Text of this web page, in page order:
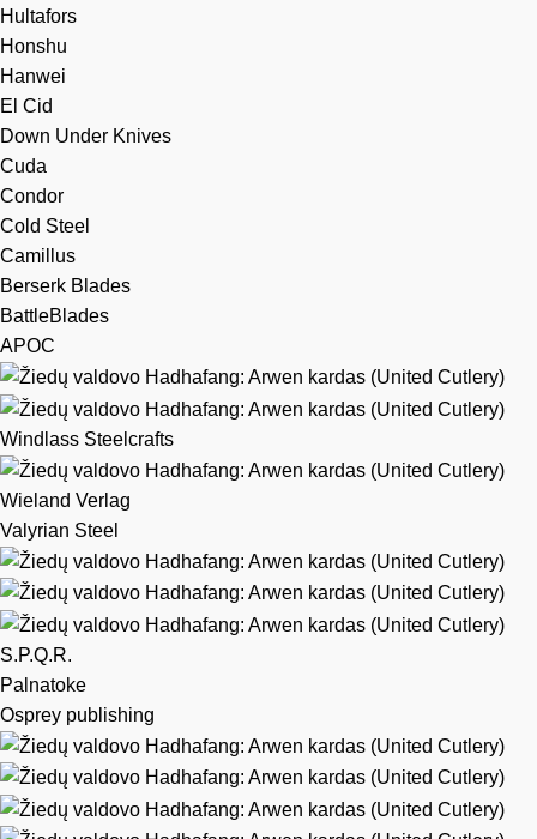
Hultafors
Honshu
Hanwei
El Cid
Down Under Knives
Cuda
Condor
Cold Steel
Camillus
Berserk Blades
BattleBlades
APOC
Windlass Steelcrafts
Wieland Verlag
Valyrian Steel
S.P.Q.R.
Palnatoke
Osprey publishing